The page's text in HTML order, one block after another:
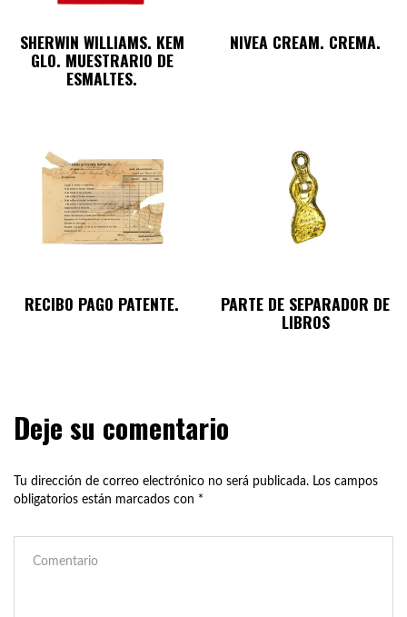
SHERWIN WILLIAMS. KEM
GLO. MUESTRARIO DE
ESMALTES.
NIVEA CREAM. CREMA.
RECIBO PAGO PATENTE. PARTE DE SEPARADOR DE
LIBROS
Deje su comentario
Tu dirección de correo electrónico no será publicada. Los campos
obligatorios están marcados con *